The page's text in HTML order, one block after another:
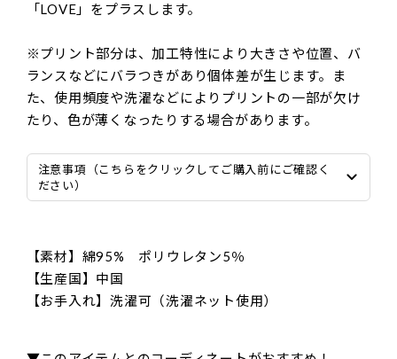
「LOVE」をプラスします。
※プリント部分は、加工特性により大きさや位置、バ
ランスなどにバラつきがあり個体差が生じます。ま
た、使用頻度や洗濯などによりプリントの一部が欠け
たり、色が薄くなったりする場合があります。
注意事項（こちらをクリックしてご購入前にご確認く
ださい）
【素材】綿95% ポリウレタン5％
【生産国】中国
【お手入れ】洗濯可（洗濯ネット使用）